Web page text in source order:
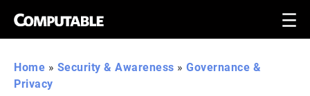
Home » Security & Awareness » Governance &
Privacy